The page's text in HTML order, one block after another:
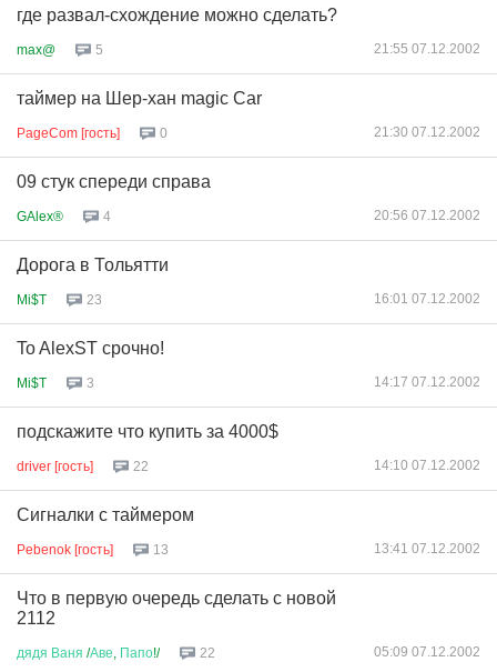
где развал-схождение можно сделать?
max@ 5 21:55 07.12.2002
таймер на Шер-хан magic Car
PageCom [гость] 0 21:30 07.12.2002
09 стук спереди справа
GAlex® 4 20:56 07.12.2002
Дорога в Тольятти
Mi$T 23 16:01 07.12.2002
To AlexST cрочно!
Mi$T 3 14:17 07.12.2002
подскажите что купить за 4000$
driver [гость] 22 14:10 07.12.2002
Сигналки с таймером
Pebenok [гость] 13 13:41 07.12.2002
Что в первую очередь сделать с новой
2112
дядя Ваня /Аве Папо!/ 22 05:09 07.12.2002